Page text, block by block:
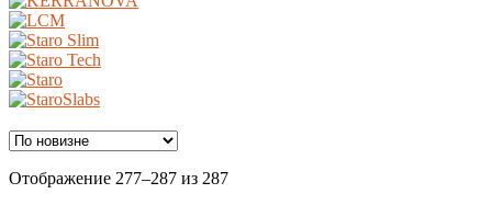
Ценовой фильтр
Отображение 277–287 из 287Сортировка: